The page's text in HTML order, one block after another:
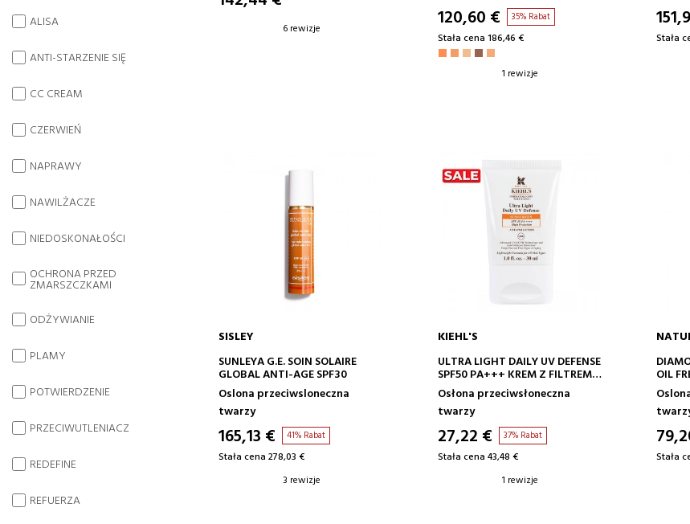
6 rewizje 120,60 € 35% Rabat
Stała cena 186,46 €
1 rewizje
Stała
DODAJ DO KOSZYKA
SISLEY
SUNLEYA G.E. SOIN SOLAIRE
GLOBAL ANTI-AGE SPF30
Oslona przeciwsloneczna
twarzy
165,13 € 41% Rabat
Stała cena 278,03 €
3 rewizje
DODAJ DO KOSZYKA
KIEHL'S
ULTRA LIGHT DAILY UV DEFENSE
SPF50 PA+++ KREM Z FILTREM
PRZECIWSŁONECZNYM
Osłona przeciwsłoneczna
twarzy
27,22 € 37% Rabat
Stała cena 43,48 €
1 rewizje
OIL
Stała
ALISA
ANTI-STARZENIE SIĘ
CC CREAM
CZERWIEŃ
NAPRAWY
NAWILŻACZE
NIEDOSKONAŁOŚCI
OCHRONA PRZED
ZMARSZCZKAMI
ODŻYWIANIE
PLAMY
POTWIERDZENIE
PRZECIWUTLENIACZ
REDEFINE
REFUERZA